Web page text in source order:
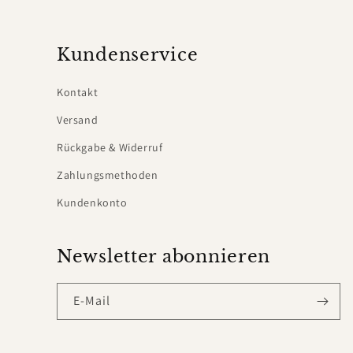
Kundenservice
Kontakt
Versand
Rückgabe & Widerruf
Zahlungsmethoden
Kundenkonto
Newsletter abonnieren
E-Mail